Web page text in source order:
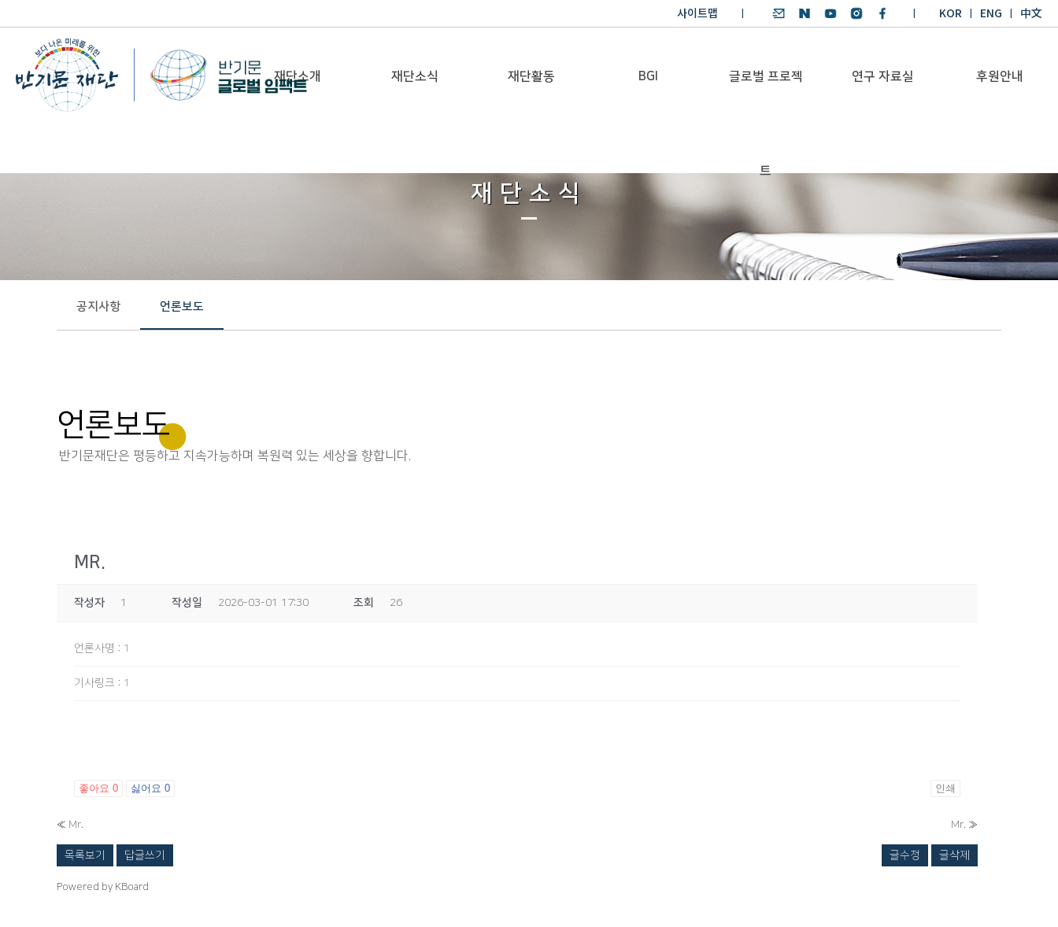
사이트맵 KOR ENG 中文
재단소개 재단소식 재단활동 BGI 글로벌 프로젝
트
연구 자료실 후원안내
행사
갤러리
Platform
Trans-Pacific
Sustainability
Dialogue
SDGs 영어 에세이
기후환경리더
양성과정 수상작
재단소식
공지사항 언론보도
언론보도
반기문재단은 평등하고 지속가능하며 복원력 있는 세상을 향합니다.
MR.
작성자 1 작성일 2026-03-01 17:30 조회 26
언론사명 : 1
기사링크 : 1
좋아요 0 싫어요 0 인쇄
« Mr. Mr. »
목록보기 답글쓰기 글수정 글삭제
Powered by KBoard